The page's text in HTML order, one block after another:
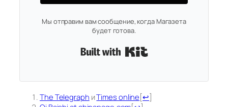
Мы отправим вам сообщение, когда Магазета
будет готова.
The Telegraph иTimes online [↩]